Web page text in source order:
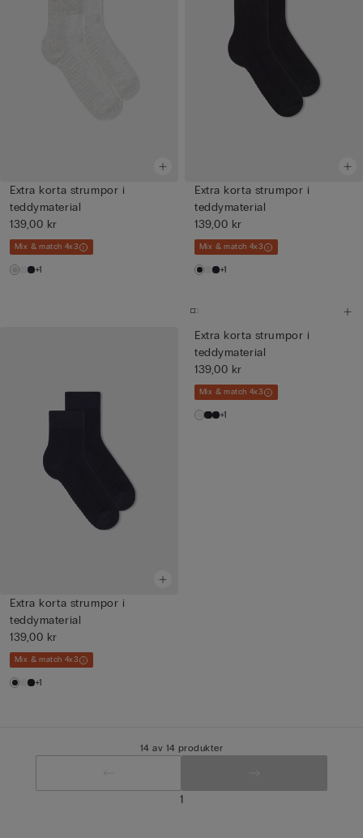
Extra korta strumpor i
teddymaterial
139,00 kr
Mix & match 4x3
+1
Extra korta strumpor i
teddymaterial
139,00 kr
Mix & match 4x3
+1
Extra korta strumpor i
teddymaterial
139,00 kr
Mix & match 4x3
+1
Extra korta strumpor i
teddymaterial
139,00 kr
Mix & match 4x3
+1
14 av 14 produkter
1